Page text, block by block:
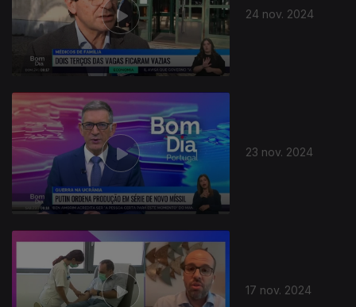
24 nov. 2024
23 nov. 2024
17 nov. 2024